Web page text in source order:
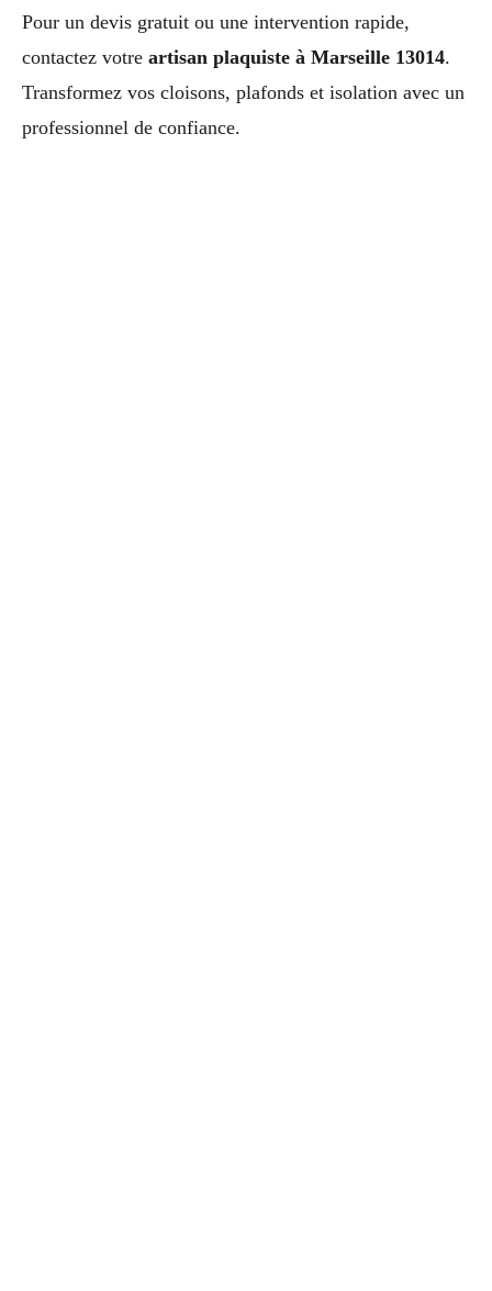
Pour un devis gratuit ou une intervention rapide,
contactez votre artisan plaquiste à Marseille 13014.
Transformez vos cloisons, plafonds et isolation avec un
professionnel de confiance.